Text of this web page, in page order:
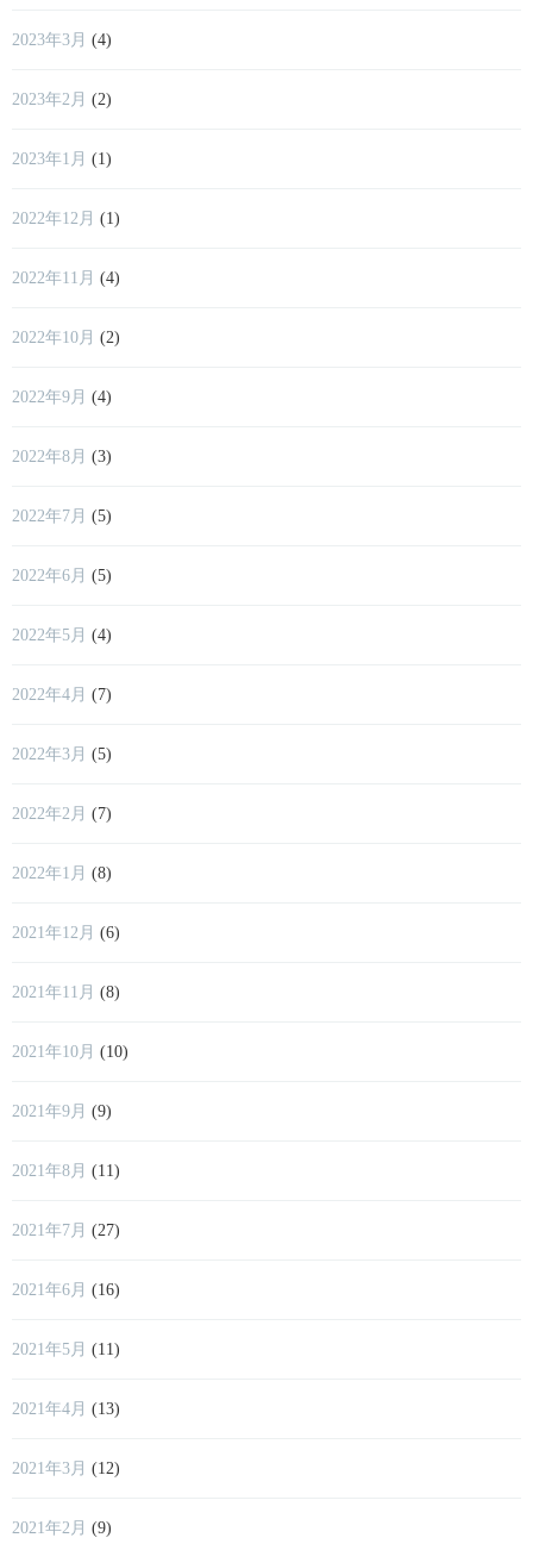
2023年3月 (4)
2023年2月 (2)
2023年1月 (1)
2022年12月 (1)
2022年11月 (4)
2022年10月 (2)
2022年9月 (4)
2022年8月 (3)
2022年7月 (5)
2022年6月 (5)
2022年5月 (4)
2022年4月 (7)
2022年3月 (5)
2022年2月 (7)
2022年1月 (8)
2021年12月 (6)
2021年11月 (8)
2021年10月 (10)
2021年9月 (9)
2021年8月 (11)
2021年7月 (27)
2021年6月 (16)
2021年5月 (11)
2021年4月 (13)
2021年3月 (12)
2021年2月 (9)